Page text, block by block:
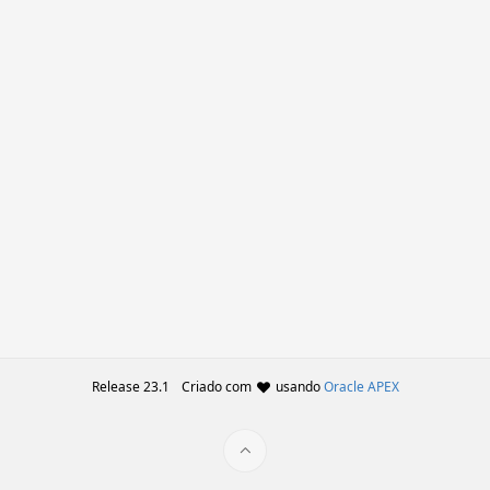
Release 23.1 Criado com usandoOracle APEX